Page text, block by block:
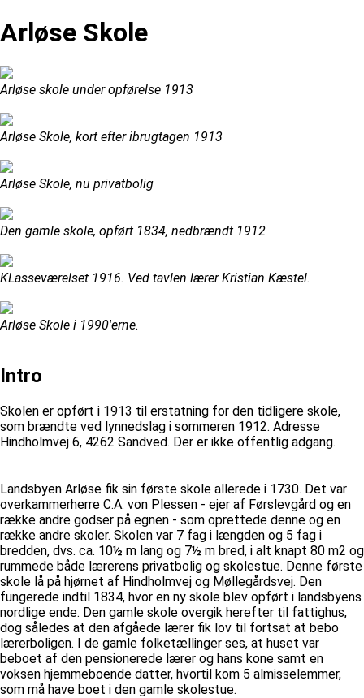
Arløse Skole
Arløse skole under opførelse 1913
Arløse Skole, kort efter ibrugtagen 1913
Arløse Skole, nu privatbolig
Den gamle skole, opført 1834, nedbrændt 1912
KLasseværelset 1916. Ved tavlen lærer Kristian Kæstel.
Arløse Skole i 1990'erne.
Intro
Skolen er opført i 1913 til erstatning for den tidligere skole,
som brændte ved lynnedslag i sommeren 1912. Adresse
Hindholmvej 6, 4262 Sandved. Der er ikke offentlig adgang.
Landsbyen Arløse fik sin første skole allerede i 1730. Det var
overkammerherre C.A. von Plessen - ejer af Førslevgård og en
række andre godser på egnen - som oprettede denne og en
række andre skoler. Skolen var 7 fag i længden og 5 fag i
bredden, dvs. ca. 10½ m lang og 7½ m bred, i alt knapt 80 m2 og
rummede både lærerens privatbolig og skolestue. Denne første
skole lå på hjørnet af Hindholmvej og Møllegårdsvej. Den
fungerede indtil 1834, hvor en ny skole blev opført i landsbyens
nordlige ende. Den gamle skole overgik herefter til fattighus,
dog således at den afgåede lærer fik lov til fortsat at bebo
lærerboligen. I de gamle folketællinger ses, at huset var
beboet af den pensionerede lærer og hans kone samt en
voksen hjemmeboende datter, hvortil kom 5 almisselemmer,
som må have boet i den gamle skolestue.